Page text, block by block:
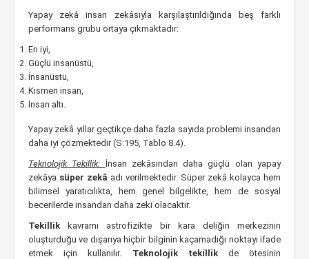
Yapay zekâ insan zekâsıyla karşılaştırıldığında beş farklı
performans grubu ortaya çıkmaktadır:
En iyi,
Güçlü insanüstü,
İnsanüstü,
Kısmen insan,
İnsan altı.
Yapay zekâ yıllar geçtikçe daha fazla sayıda problemi insandan
daha iyi çözmektedir (S:195, Tablo 8.4).
Teknolojik Tekillik: İnsan zekâsından daha güçlü olan yapay
zekâya süper zekâ adı verilmektedir. Süper zekâ kolayca hem
bilimsel yaratıcılıkta, hem genel bilgelikte, hem de sosyal
becerilerde insandan daha zeki olacaktır.
Tekillik
kavramı astrofizikte bir kara deliğin merkezinin
oluşturduğu ve dışarıya hiçbir bilginin kaçamadığı noktayı ifade
etmek için kullanılır. Teknolojik tekillik de ötesinin